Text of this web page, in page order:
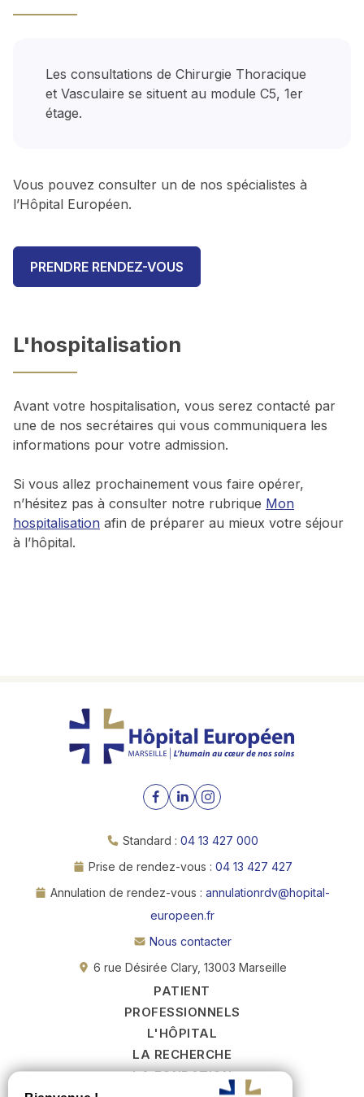
Les consultations de Chirurgie Thoracique
et Vasculaire se situent au module C5, 1er
étage.
Vous pouvez consulter un de nos spécialistes à
l’Hôpital Européen.
PRENDRE RENDEZ-VOUS
L'hospitalisation
Avant votre hospitalisation, vous serez contacté par
une de nos secrétaires qui vous communiquera les
informations pour votre admission.
Si vous allez prochainement vous faire opérer,
n’hésitez pas à consulter notre rubrique Mon
hospitalisation afin de préparer au mieux votre séjour
à l’hôpital.
Standard : 04 13 427 000
Prise de rendez-vous : 04 13 427 427
Annulation de rendez-vous : annulationrdv@hopital-
europeen.fr
Nous contacter
6 rue Désirée Clary, 13003 Marseille
PATIENT
PROFESSIONNELS
L'HÔPITAL
LA RECHERCHE
LA FONDATION